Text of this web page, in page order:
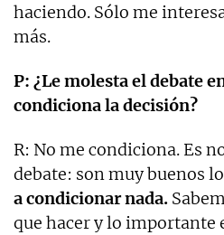
haciendo. Sólo me
más.
P: ¿Le molesta el debate
condiciona la decisión?
R: No me condiciona. Es
debate: son muy buenos
a condicionar nada.
que hacer y lo importante